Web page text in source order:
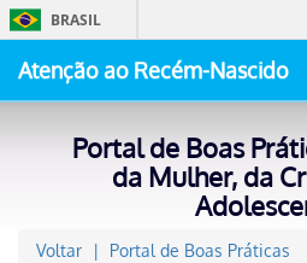
BRASIL
Atenção ao Recém-Nascido
Portal de Boas
da Mulher, da
Voltar
Portal de Boas Práticas